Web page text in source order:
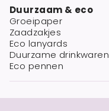
Duurzaam & eco
Groeipaper
Zaadzakjes
Eco lanyards
Duurzame drinkwaren
Eco pennen